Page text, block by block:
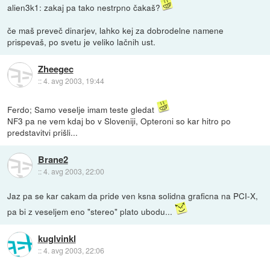
alien3k1: zakaj pa tako nestrpno čakaš?
če maš preveč dinarjev, lahko kej za dobrodelne namene
prispevaš, po svetu je veliko lačnih ust.
Zheegec
::4. avg 2003, 19:44
Ferdo; Samo veselje imam teste gledat
NF3 pa ne vem kdaj bo v Sloveniji, Opteroni so kar hitro po
predstavitvi prišli...
Brane2
::4. avg 2003, 22:00
Jaz pa se kar cakam da pride ven ksna solidna graficna na PCI-X,
pa bi z veseljem eno "stereo" plato ubodu...
kuglvinkl
::4. avg 2003, 22:06